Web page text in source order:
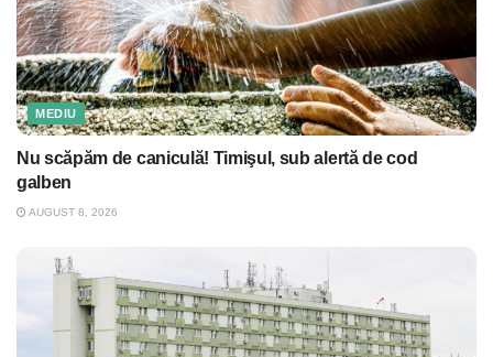
MEDIU
Nu scăpăm de caniculă! Timişul, sub alertă de cod
galben
AUGUST 8, 2026